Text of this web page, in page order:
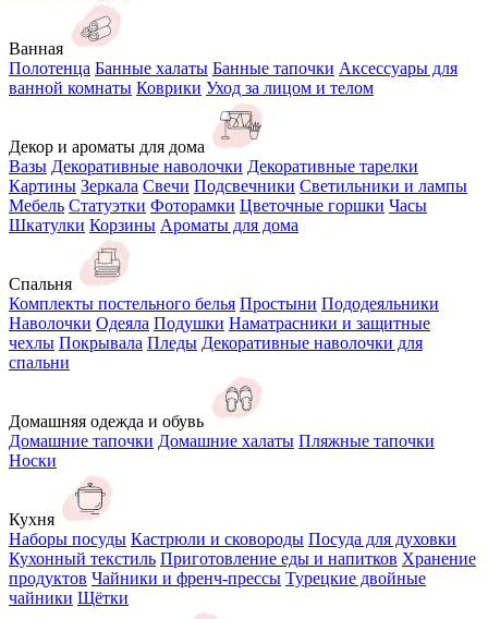
Ванная
Полотенца Банные халаты Банные тапочки Аксессуары для
ванной комнаты Коврики Уход за лицом и телом
Декор и ароматы для дома
Вазы Декоративные наволочки Декоративные тарелки
Картины Зеркала Свечи Подсвечники Светильники и лампы
Мебель Статуэтки Фоторамки Цветочные горшки Часы
Шкатулки Корзины Ароматы для дома
Спальня
Комплекты постельного белья Простыни Пододеяльники
Наволочки Одеяла Подушки Наматрасники и защитные
чехлы Покрывала Пледы Декоративные наволочки для
спальни
Домашняя одежда и обувь
Домашние тапочки Домашние халаты Пляжные тапочки
Носки
Кухня
Наборы посуды Кастрюли и сковороды Посуда для духовки
Кухонный текстиль Приготовление еды и напитков Хранение
продуктов Чайники и френч-прессы Турецкие двойные
чайники Щётки